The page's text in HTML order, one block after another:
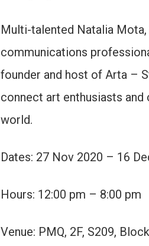
Multi-talented Natalia
communications
founder and host of Arta –
connect art enthusiasts
world.
Dates: 27 Nov 2020 – 16
Hours: 12:00 pm – 8:00 pm
Venue: PMQ, 2F, S209,